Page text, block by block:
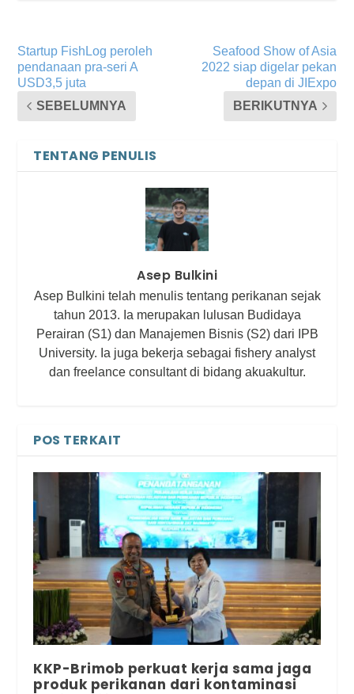
Startup FishLog peroleh
pendanaan pra-seri A
USD3,5 juta
SEBELUMNYA
Seafood Show of Asia
2022 siap digelar pekan
depan di JIExpo
BERIKUTNYA
TENTANG PENULIS
Asep Bulkini
Asep Bulkini telah menulis tentang perikanan sejak
tahun 2013. Ia merupakan lulusan Budidaya
Perairan (S1) dan Manajemen Bisnis (S2) dari IPB
University. Ia juga bekerja sebagai fishery analyst
dan freelance consultant di bidang akuakultur.
POS TERKAIT
KKP-Brimob perkuat kerja sama jaga
produk perikanan dari kontaminasi